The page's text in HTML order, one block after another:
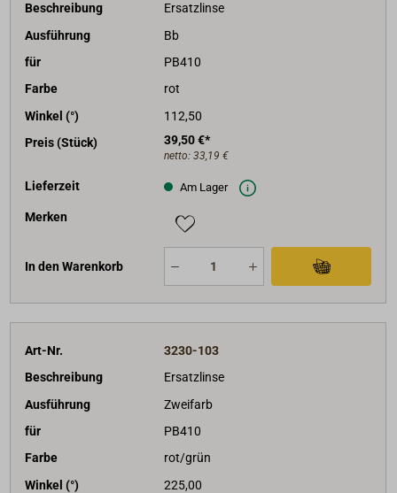
Beschreibung
Ersatzlinse
Ausführung
Bb
für
PB410
Farbe
rot
Winkel (°)
112,50
Preis (Stück)
39,50 €*
netto: 33,19 €
Lieferzeit Am Lager
Merken
In den Warenkorb
Art-Nr.
3230-103
Beschreibung
Ersatzlinse
Ausführung
Zweifarb
für
PB410
Farbe
rot/grün
Winkel (°)
225,00